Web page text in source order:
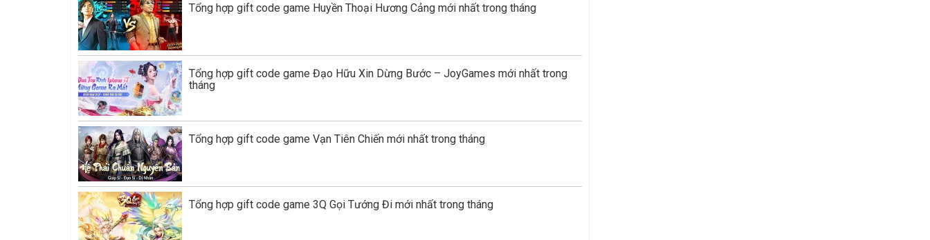
Tổng hợp gift code game Huyền Thoại Hương Cảng mới nhất trong tháng
Tổng hợp gift code game Đạo Hữu Xin Dừng Bước – JoyGames mới nhất trong
tháng
Tổng hợp gift code game Vạn Tiên Chiến mới nhất trong tháng
Tổng hợp gift code game 3Q Gọi Tướng Đi mới nhất trong tháng